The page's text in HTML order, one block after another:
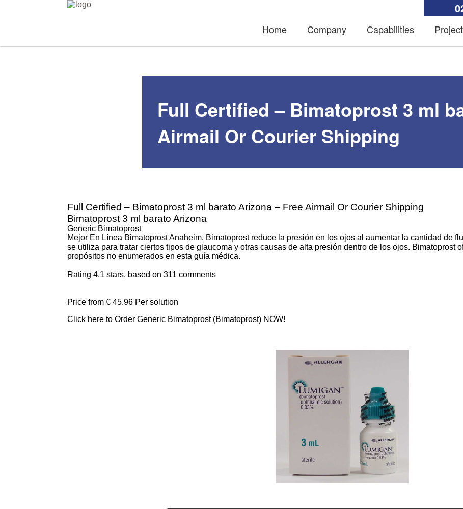
Home Company Capabilities
Full Certified – Bimatoprost 3 ml
Airmail Or Courier Shipping
Full Certified – Bimatoprost 3 ml barato Arizona – Free Airmail Or Courier Shipping
Bimatoprost 3 ml barato Arizona
Generic Bimatoprost
Mejor En Línea Bimatoprost Anaheim. Bimatoprost reduce la presión en los ojos al aumentar la cantidad de
se utiliza para tratar ciertos tipos de glaucoma y otras causas de alta presión dentro de los ojos. Bimatoprost
propósitos no enumerados en esta guía médica.
Rating 4.1 stars, based on 311 comments
Price from € 45.96 Per solution
Click here to Order Generic Bimatoprost (Bimatoprost) NOW!